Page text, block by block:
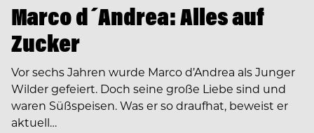
Marco d´Andrea: Alles auf
Zucker
Vor sechs Jahren wurde Marco d’Andrea als Junger
Wilder gefeiert. Doch seine große Liebe sind und
waren Süßspeisen. Was er so draufhat, beweist er
aktuell…